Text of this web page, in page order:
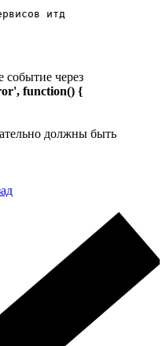
итд
через
function() {
должны быть